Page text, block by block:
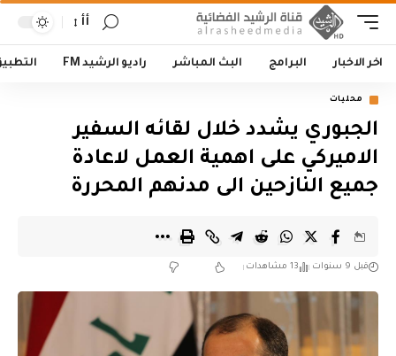
أأ
اخر الاخبار البرامج البث المباشر راديو الرشيد FM
محليات
الجبوري يشدد خلال لقائه السفير
الاميركي على اهمية العمل لاعادة
جميع النازحين الى مدنهم المحررة
قبل 9 سنوات 13 مشاهدات